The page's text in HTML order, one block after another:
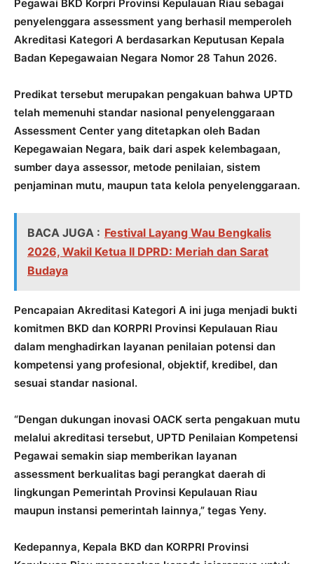
Pegawai BKD Korpri Provinsi Kepulauan Riau sebagai
penyelenggara assessment yang berhasil memperoleh
Akreditasi Kategori A berdasarkan Keputusan Kepala
Badan Kepegawaian Negara Nomor 28 Tahun 2026.
Predikat tersebut merupakan pengakuan bahwa UPTD
telah memenuhi standar nasional penyelenggaraan
Assessment Center yang ditetapkan oleh Badan
Kepegawaian Negara, baik dari aspek kelembagaan,
sumber daya assessor, metode penilaian, sistem
penjaminan mutu, maupun tata kelola penyelenggaraan.
BACA JUGA : Festival Layang Wau Bengkalis
2026, Wakil Ketua II DPRD: Meriah dan Sarat
Budaya
Pencapaian Akreditasi Kategori A ini juga menjadi bukti
komitmen BKD dan KORPRI Provinsi Kepulauan Riau
dalam menghadirkan layanan penilaian potensi dan
kompetensi yang profesional, objektif, kredibel, dan
sesuai standar nasional.
“Dengan dukungan inovasi OACK serta pengakuan mutu
melalui akreditasi tersebut, UPTD Penilaian Kompetensi
Pegawai semakin siap memberikan layanan
assessment berkualitas bagi perangkat daerah di
lingkungan Pemerintah Provinsi Kepulauan Riau
maupun instansi pemerintah lainnya,” tegas Yeny.
Kedepannya, Kepala BKD dan KORPRI Provinsi